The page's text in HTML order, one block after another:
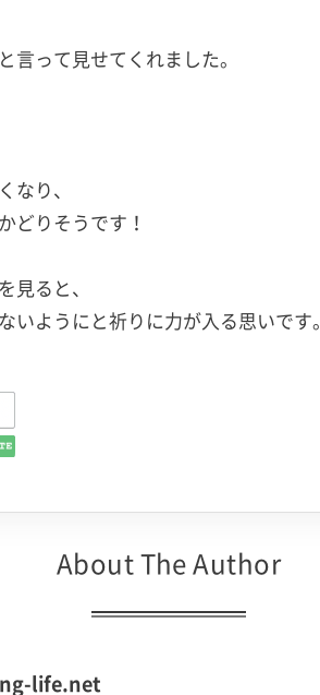
言って見せてくれました。
なり、
どりそうです！
ると、
ようにと祈りに力が入る思いです。
About The Author
life.net